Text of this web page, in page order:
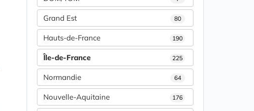
Grand Est 80
Hauts-de-France 190
Île-de-France 225
Normandie 64
Nouvelle-Aquitaine 176